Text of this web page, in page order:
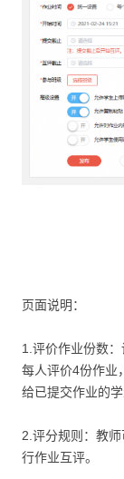
页面说明：
1.评价作业份数
每人评价4份作业
给已提交作业的学
2.评分规则：教
行作业互评。